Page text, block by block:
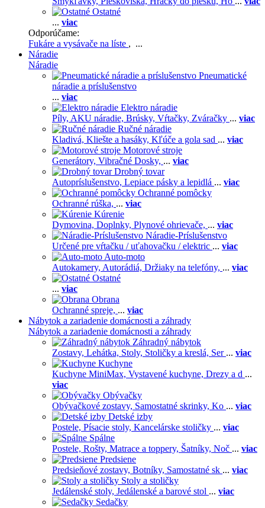
Ostatné
... viac
Odporúčame:
Fukáre a vysávače na líste , ...
Náradie
Náradie
Pneumatické
náradie a príslušenstvo
... viac
Elektro náradie
Píly, AKU náradie, Brúsky, Vŕtačky, Zváračky ... viac
Ručné náradie
Kladivá, Kliešte a hasáky, Kľúče a gola sad ... viac
Motorové stroje
Generátory, Vibračné Dosky, ... viac
Drobný tovar
Autopríslušenstvo, Lepiace pásky a lepidlá ... viac
Ochranné pomôcky
Ochranné rúška, ... viac
Kúrenie
Dymovina, Doplnky, Plynové ohrievače, ... viac
Náradie-Príslušenstvo
Určené pre vŕtačku / uťahovačku / elektric ... viac
Auto-moto
Autokamery, Autorádiá, Držiaky na telefóny, ... viac
Ostatné
... viac
Obrana
Ochranné spreje, ... viac
Nábytok a zariadenie domácnosti a záhrady
Nábytok a zariadenie domácnosti a záhrady
Záhradný nábytok
Zostavy, Lehátka, Stoly, Stoličky a kreslá, Ser ... viac
Kuchyne
Kuchyne MiniMax, Vystavené kuchyne, Drezy a d ...
viac
Obývačky
Obývačkové zostavy, Samostatné skrinky, Ko ... viac
Detské izby
Postele, Písacie stoly, Kancelárske stoličky ... viac
Spálne
Postele, Rošty, Matrace a toppery, Šatníky, Noč ... viac
Predsiene
Predsieňové zostavy, Botníky, Samostatné sk ... viac
Stoly a stoličky
Jedálenské stoly, Jedálenské a barové stol ... viac
Sedačky